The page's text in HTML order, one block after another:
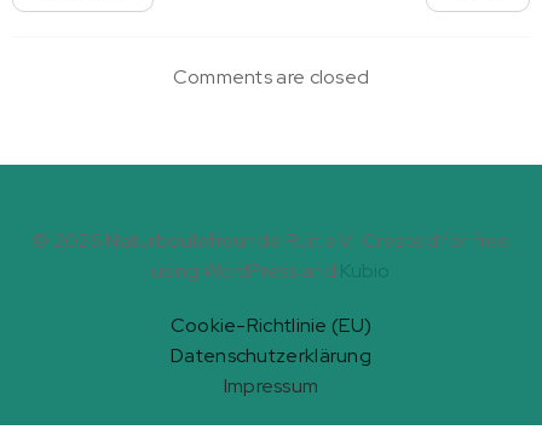
Comments are closed
© 2026 Naturboulefreunde Ruit e.V.. Created for free
using WordPress and
Cookie-Richtlinie (EU)
Datenschutzerklärung
Impressum